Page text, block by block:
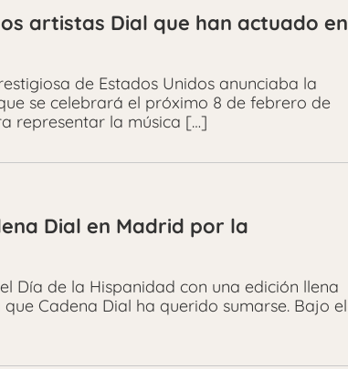
artistas Dial que han actuado en
de Estados Unidos anunciaba la
se celebrará el próximo 8 de febrero de
representar la música […]
Dial en Madrid por la
Día de la Hispanidad con una edición llena
Cadena Dial ha querido sumarse. Bajo el